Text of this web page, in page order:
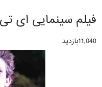
فیلم سینمایی ای
11,040بازدید